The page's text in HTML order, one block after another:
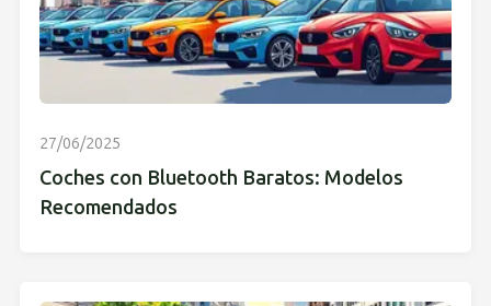
27/06/2025
Coches con Bluetooth Baratos: Modelos
Recomendados